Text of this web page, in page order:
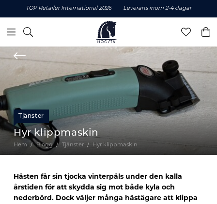
TOP Retailer International 2026 Leverans inom 2-4 dagar
Tjänster
Hyr klippmaskin
Hem Blogg Tjänster Hyr klippmaskin
Hästen får sin tjocka vinterpäls under den kalla
årstiden för att skydda sig mot både kyla och
nederbörd. Dock väljer många hästägare att klippa